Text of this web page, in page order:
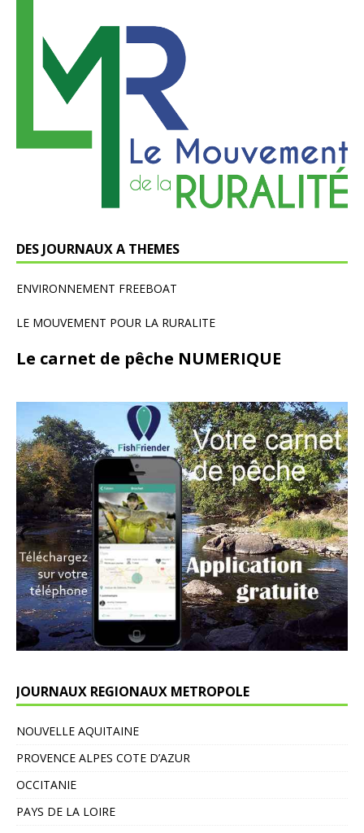
DES JOURNAUX A THEMES
ENVIRONNEMENT FREEBOAT
LE MOUVEMENT POUR LA RURALITE
Le carnet de pêche NUMERIQUE
JOURNAUX REGIONAUX METROPOLE
NOUVELLE AQUITAINE
PROVENCE ALPES COTE D’AZUR
OCCITANIE
PAYS DE LA LOIRE